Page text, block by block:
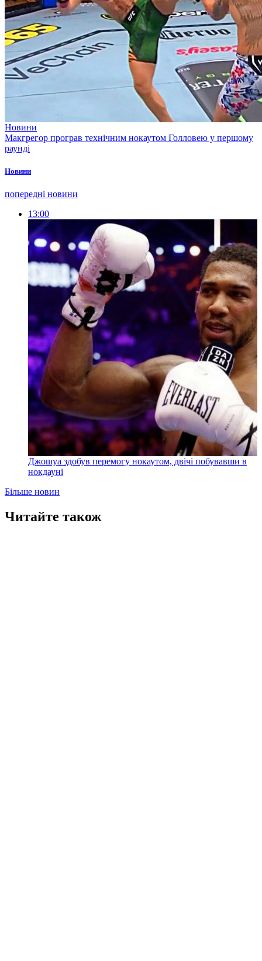
Новини
Макгрегор програв технічним нокаутом Голловею у першому
раунді
Новини
попередні новини
13:00
Джошуа здобув перемогу нокаутом, двічі побувавши в
нокдауні
Більше новин
Читайте також